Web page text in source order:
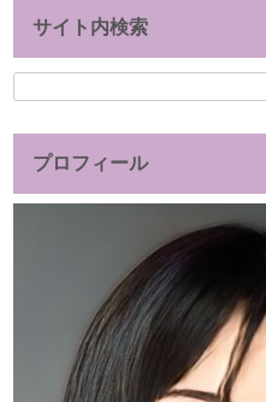
サイト内検索
検
プロフィール